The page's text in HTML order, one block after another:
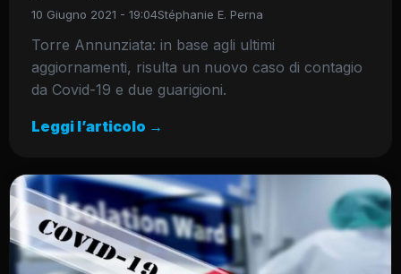
10 Giugno 2021 - 19:04Stéphanie E. Perna
Torre Annunziata: in base agli ultimi
aggiornamenti, risulta un nuovo caso di contagio
da Covid-19 e due guarigioni.
Leggi l’articolo →